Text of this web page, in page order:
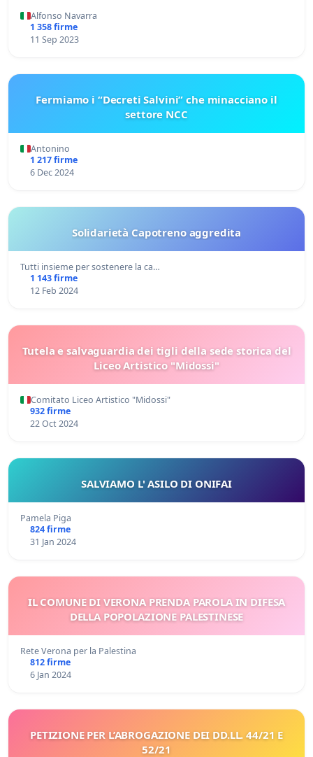
Alfonso Navarra
1 358 firme
11 Sep 2023
Fermiamo i “Decreti Salvini” che minacciano il
settore NCC
Antonino
1 217 firme
6 Dec 2024
Solidarietà Capotreno aggredita
Tutti insieme per sostenere la ca…
1 143 firme
12 Feb 2024
Tutela e salvaguardia dei tigli della sede storica del
Liceo Artistico "Midossi"
Comitato Liceo Artistico "Midossi"
932 firme
22 Oct 2024
SALVIAMO L' ASILO DI ONIFAI
Pamela Piga
824 firme
31 Jan 2024
IL COMUNE DI VERONA PRENDA PAROLA IN DIFESA
DELLA POPOLAZIONE PALESTINESE
Rete Verona per la Palestina
812 firme
6 Jan 2024
PETIZIONE PER L’ABROGAZIONE DEI DD.LL. 44/21 E
52/21